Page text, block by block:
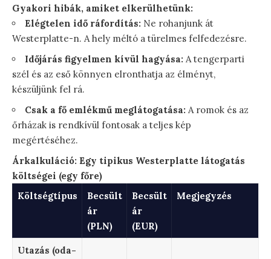
Gyakori hibák, amiket elkerülhetünk:
Elégtelen idő ráfordítás: Ne rohanjunk át
Westerplatte-n. A hely méltó a türelmes felfedezésre.
Időjárás figyelmen kívül hagyása: A tengerparti
szél és az eső könnyen elronthatja az élményt,
készüljünk fel rá.
Csak a fő emlékmű meglátogatása: A romok és az
őrházak is rendkívül fontosak a teljes kép
megértéséhez.
Árkalkuláció: Egy tipikus Westerplatte látogatás
költségei (egy főre)
Költségtípus
Becsült
ár
(PLN)
Becsült
ár
(EUR)
Megjegyzés
Utazás (oda-